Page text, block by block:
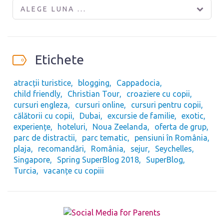
ALEGE LUNA ...
Etichete
atracții turistice blogging
Cappadocia
child friendly
Christian Tour
croaziere cu copii
cursuri engleza
cursuri online
cursuri pentru copii
călătorii cu copii
Dubai excursie de familie
exotic
experiențe
hoteluri Noua Zeelanda
oferta de grup
parc de distractii
parc tematic
pensiuni în România
plaja
recomandări România sejur
Seychelles
Singapore
Spring SuperBlog 2018
SuperBlog
Turcia
vacanțe cu copiii